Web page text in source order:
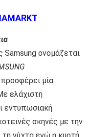
Samsung ονομάζεται
μία
ελάχιστη
εντυπωσιακή
σκηνές με την